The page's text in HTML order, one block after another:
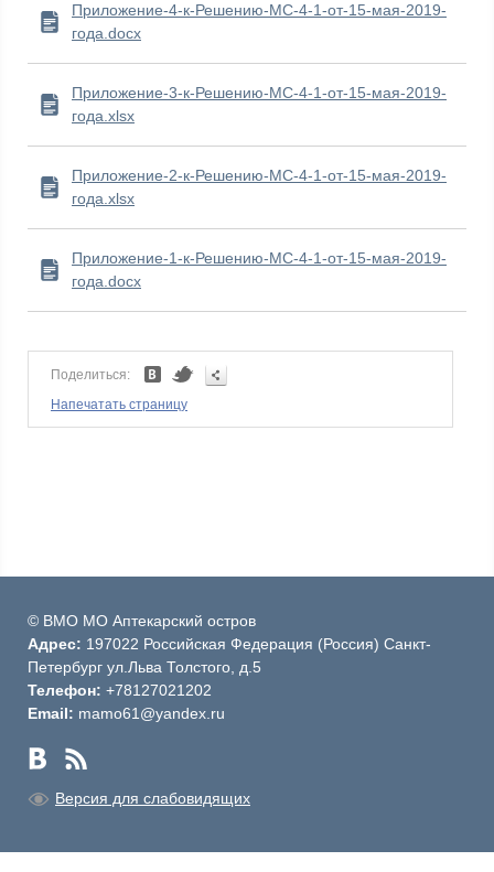
Приложение-4-к-Решению-МС-4-1-от-15-мая-2019-
года.docx
Приложение-3-к-Решению-МС-4-1-от-15-мая-2019-
года.xlsx
Приложение-2-к-Решению-МС-4-1-от-15-мая-2019-
года.xlsx
Приложение-1-к-Решению-МС-4-1-от-15-мая-2019-
года.docx
Поделиться:
Напечатать страницу
© ВМО МО Аптекарский остров
Адрес: 197022 Российская Федерация (Россия) Санкт-
Петербург ул.Льва Толстого, д.5
Телефон: +78127021202
Email: mamo61@yandex.ru
Версия для слабовидящих